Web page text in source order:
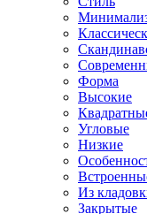
Форма
Высокие
Угловые
Низкие
Из
Закрытые